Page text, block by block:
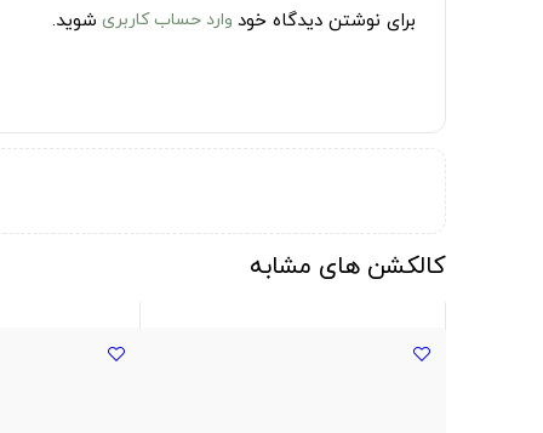
برای نوشتن دیدگاه خود وارد حساب کاربری شوید.
کالکشن های مشابه